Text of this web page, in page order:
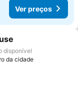
Ver preços
favoritos
disponível
da cidade